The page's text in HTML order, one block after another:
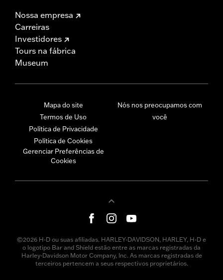
Nossa empresa
Carreiras
Investidores
Tours na fábrica
Museum
Mapa do site
Termos de Uso
Política de Privacidade
Política de Cookies
Gerenciar Preferências de
Cookies
Nós nos preocupamos com
você
©2026 H-D ou suas afiliadas. HARLEY-DAVIDSON, HARLEY, H-D e
o logotipo Bar and Shield estão entre as marcas registradas da
Harley-Davidson Motor Company, Inc. As marcas registradas de
terceiros pertencem a seus respectivos proprietários.